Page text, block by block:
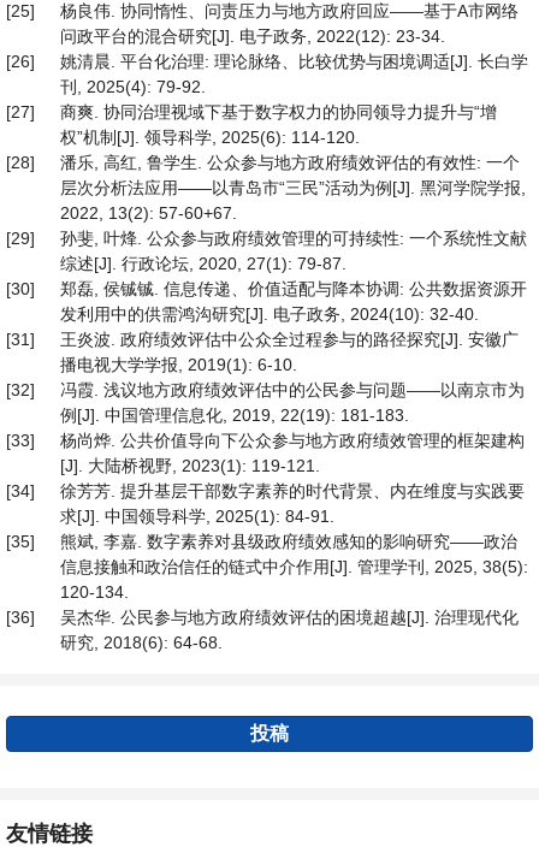
[25]
杨良伟. 协同惰性、问责压力与地方政府回应——基于A市网络
问政平台的混合研究[J]. 电子政务, 2022(12): 23-34.
[26]
姚清晨. 平台化治理: 理论脉络、比较优势与困境调适[J]. 长白学
刊, 2025(4): 79-92.
[27]
商爽. 协同治理视域下基于数字权力的协同领导力提升与“增
权”机制[J]. 领导科学, 2025(6): 114-120.
[28]
潘乐, 高红, 鲁学生. 公众参与地方政府绩效评估的有效性: 一个
层次分析法应用——以青岛市“三民”活动为例[J]. 黑河学院学报,
2022, 13(2): 57-60+67.
[29]
孙斐, 叶烽. 公众参与政府绩效管理的可持续性: 一个系统性文献
综述[J]. 行政论坛, 2020, 27(1): 79-87.
[30]
郑磊, 侯铖铖. 信息传递、价值适配与降本协调: 公共数据资源开
发利用中的供需鸿沟研究[J]. 电子政务, 2024(10): 32-40.
[31]
王炎波. 政府绩效评估中公众全过程参与的路径探究[J]. 安徽广
播电视大学学报, 2019(1): 6-10.
[32]
冯霞. 浅议地方政府绩效评估中的公民参与问题——以南京市为
例[J]. 中国管理信息化, 2019, 22(19): 181-183.
[33]
杨尚烨. 公共价值导向下公众参与地方政府绩效管理的框架建构
[J]. 大陆桥视野, 2023(1): 119-121.
[34]
徐芳芳. 提升基层干部数字素养的时代背景、内在维度与实践要
求[J]. 中国领导科学, 2025(1): 84-91.
[35]
熊斌, 李嘉. 数字素养对县级政府绩效感知的影响研究——政治
信息接触和政治信任的链式中介作用[J]. 管理学刊, 2025, 38(5):
120-134.
[36]
吴杰华. 公民参与地方政府绩效评估的困境超越[J]. 治理现代化
研究, 2018(6): 64-68.
投稿
友情链接